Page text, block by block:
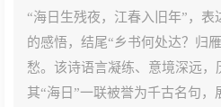
“海日生残夜，江春入旧年”，
的感悟，结尾“乡书何处达？归
愁。该诗语言凝练、意境深远
其“海日”一联被誉为千古名句